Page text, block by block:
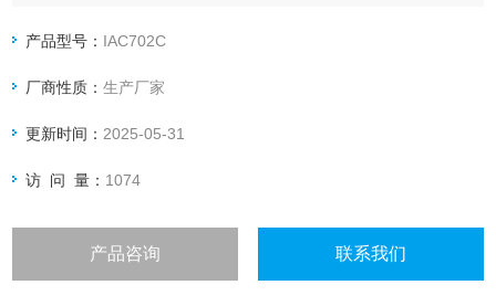
产品型号： IAC702C
厂商性质：生产厂家
更新时间： 2025-05-31
访 问 量： 1074
产品咨询 联系我们